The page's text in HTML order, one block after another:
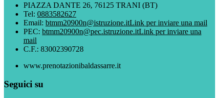
PIAZZA DANTE 26, 76125 TRANI (BT)
Tel: 0883582627
Email: btmm20900n@istruzione.itLink per inviare una mail
PEC: btmm20900n@pec.istruzione.itLink per inviare una
mail
C.F.: 83002390728
www.prenotazionibaldassarre.it
Seguici su